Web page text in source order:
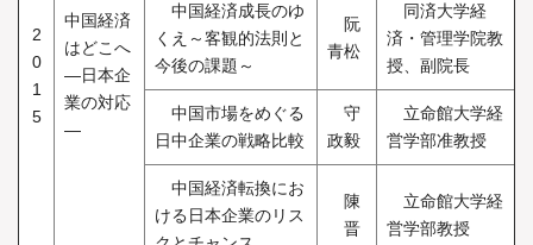
2
0
1
5
中国経済
はどこへ
―日本企
業の対応
―
中国経済成長のゆ
くえ～客観的法則と
今後の課題～
阮
青松
同済大学経
済・管理学院教
授、副院長
中国市場をめぐる
日中企業の戦略比較
守
政毅
立命館大学経
営学部准教授
中国経済転換にお
ける日本企業のリス
陳
晋
立命館大学経
営学部教授